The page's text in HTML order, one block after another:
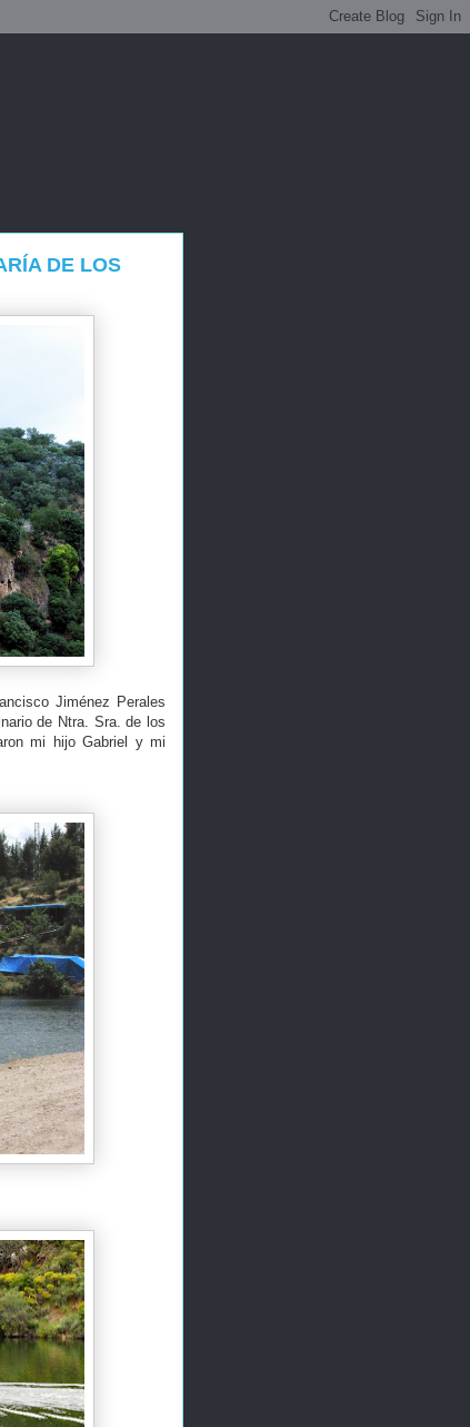
DE LOS
Jiménez Perales
de Ntra. Sra. de los
mi hijo Gabriel y mi